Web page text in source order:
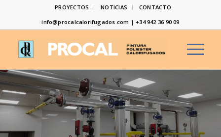
PROYECTOS NOTICIAS
CONTACTO
info@procalcalorifugados.com | +34 942 36 90 09